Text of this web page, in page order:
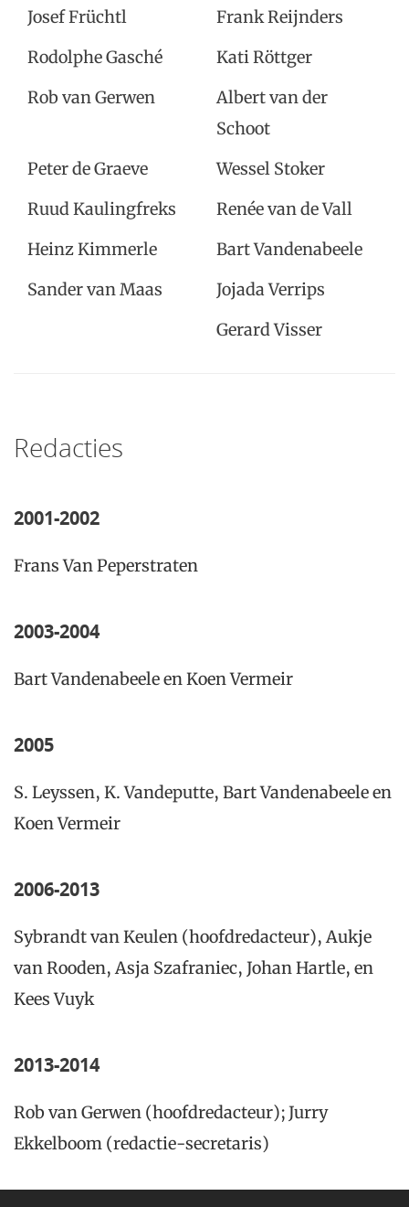
Josef Früchtl
Frank Reijnders
Rodolphe Gasché
Kati Röttger
Rob van Gerwen
Albert van der
Schoot
Peter de Graeve
Wessel Stoker
Ruud Kaulingfreks
Renée van de Vall
Heinz Kimmerle
Bart Vandenabeele
Sander van Maas
Jojada Verrips
Gerard Visser
Redacties
2001-2002
Frans Van Peperstraten
2003-2004
Bart Vandenabeele en Koen Vermeir
2005
S. Leyssen, K. Vandeputte, Bart Vandenabeele en
Koen Vermeir
2006-2013
Sybrandt van Keulen (hoofdredacteur), Aukje
van Rooden, Asja Szafraniec, Johan Hartle, en
Kees Vuyk
2013-2014
Rob van Gerwen (hoofdredacteur); Jurry
Ekkelboom (redactie-secretaris)